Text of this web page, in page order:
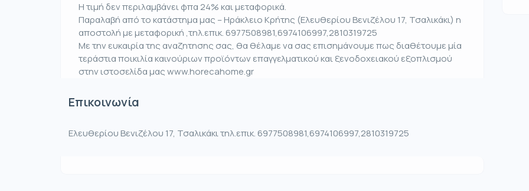
Η τιμή δεν περιλαμβάνει φπα 24% και μεταφορικά.
Παραλαβή από το κατάστημα μας – Ηράκλειο Κρήτης (Ελευθερίου Βενιζέλου 17, Τσαλικάκι) η
αποστολή με μεταφορική ,τηλ.επικ. 6977508981,6974106997,2810319725
Με την ευκαιρία της αναζητησης σας, θα θέλαμε να σας επισημάνουμε πως διαθέτουμε μία
τεράστια ποικιλία καινούριων προϊόντων επαγγελματικού και ξενοδοχειακού εξοπλισμού
στην ιστοσελίδα μας www.horecahome.gr
Επικοινωνία
Ελευθερίου Βενιζέλου 17, Τσαλικάκι τηλ.επικ. 6977508981,6974106997,2810319725